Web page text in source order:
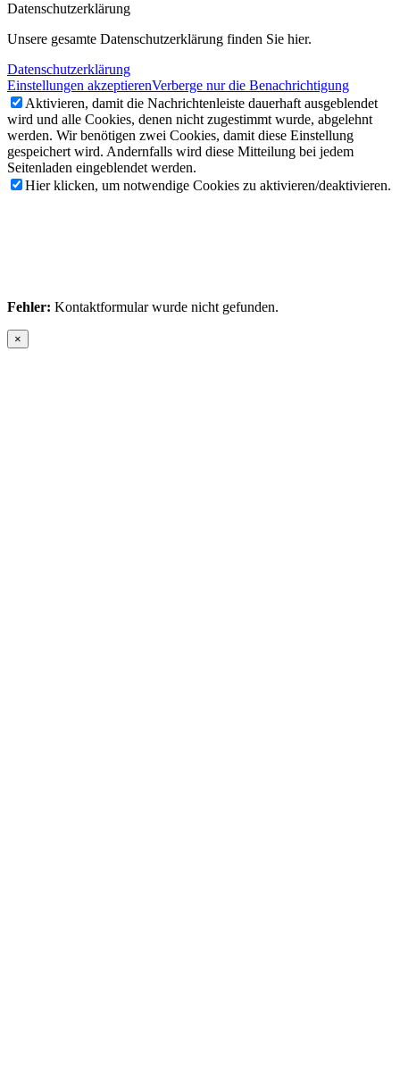
Datenschutzerklärung
Unsere gesamte Datenschutzerklärung finden Sie hier.
Datenschutzerklärung
Einstellungen akzeptierenVerberge nur die Benachrichtigung
Aktivieren, damit die Nachrichtenleiste dauerhaft ausgeblendet
wird und alle Cookies, denen nicht zugestimmt wurde, abgelehnt
werden. Wir benötigen zwei Cookies, damit diese Einstellung
gespeichert wird. Andernfalls wird diese Mitteilung bei jedem
Seitenladen eingeblendet werden.
Hier klicken, um notwendige Cookies zu aktivieren/deaktivieren.
Fehler: Kontaktformular wurde nicht gefunden.
×